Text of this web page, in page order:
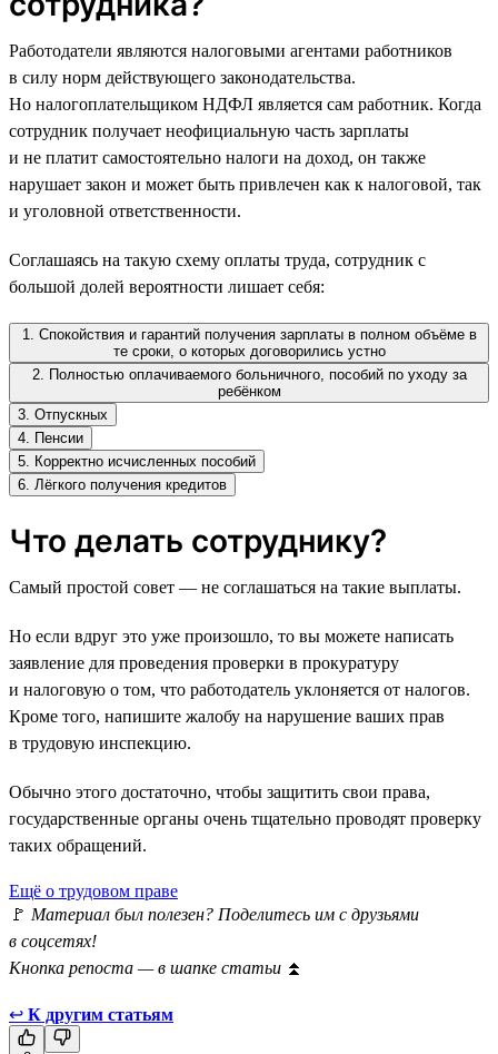
Работодатели являются налоговыми агентами работников
в силу норм действующего законодательства.
Но налогоплательщиком НДФЛ является сам работник. Когда
сотрудник получает неофициальную часть зарплаты
и не платит самостоятельно налоги на доход, он также
нарушает закон и может быть привлечен как к налоговой, так
и уголовной ответственности.
Соглашаясь на такую схему оплаты труда, сотрудник с
большой долей вероятности лишает себя:
1. Спокойствия и гарантий получения зарплаты в полном объёме в
те сроки, о которых договорились устно
2. Полностью оплачиваемого больничного, пособий по уходу за
ребёнком
3. Отпускных
4. Пенсии
5. Корректно исчисленных пособий
6. Лёгкого получения кредитов
Что делать сотруднику?
Самый простой совет — не соглашаться на такие выплаты.
Но если вдруг это уже произошло, то вы можете написать
заявление для проведения проверки в прокуратуру
и налоговую о том, что работодатель уклоняется от налогов.
Кроме того, напишите жалобу на нарушение ваших прав
в трудовую инспекцию.
Обычно этого достаточно, чтобы защитить свои права,
государственные органы очень тщательно проводят проверку
таких обращений.
Ещё о трудовом праве
🚩 Материал был полезен? Поделитесь им с друзьями
в соцсетях!
Кнопка репоста — в шапке статьи ⏫
↩ К другим статьям